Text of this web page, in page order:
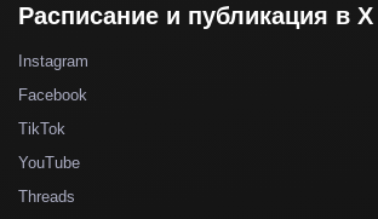
Расписание и публикация в
Instagram
Facebook
TikTok
YouTube
Threads